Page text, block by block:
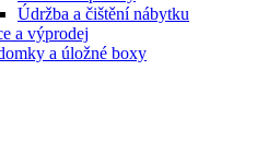
Údržba a čištění nábytku
a výprodej
a úložné boxy